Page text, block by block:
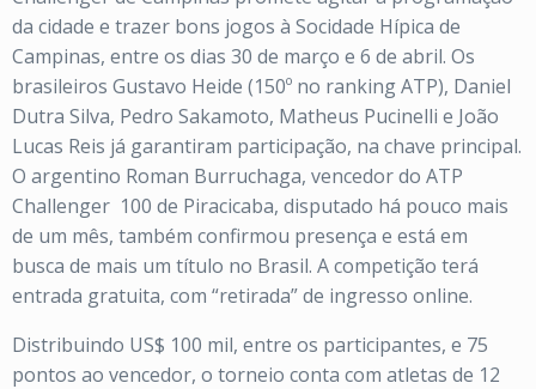
da cidade e trazer bons jogos à Socidade Hípica de
Campinas, entre os dias 30 de março e 6 de abril. Os
brasileiros Gustavo Heide (150º no ranking ATP), Daniel
Dutra Silva, Pedro Sakamoto, Matheus Pucinelli e João
Lucas Reis já garantiram participação, na chave principal.
O argentino Roman Burruchaga, vencedor do ATP
Challenger 100 de Piracicaba, disputado há pouco mais
de um mês, também confirmou presença e está em
busca de mais um título no Brasil. A competição terá
entrada gratuita, com “retirada” de ingresso online.
Distribuindo US$ 100 mil, entre os participantes, e 75
pontos ao vencedor, o torneio conta com atletas de 12